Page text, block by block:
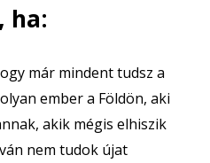
ha:
már mindent tudsz a
ember a Földön, aki
akik mégis elhiszik
nem tudok újat